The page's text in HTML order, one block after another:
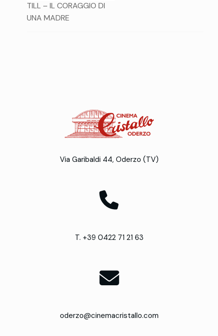
TILL – IL CORAGGIO DI
UNA MADRE
Via Garibaldi 44, Oderzo (TV)
T. +39 0422 71 21 63
oderzo@cinemacristallo.com